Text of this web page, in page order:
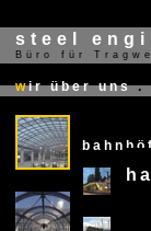
steel
Büro für
wir über uns .
X